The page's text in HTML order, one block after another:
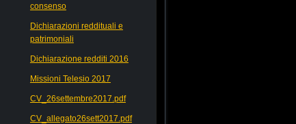
consenso
Dichiarazioni reddituali e
patrimoniali
Dichiarazione redditi 2016
Missioni Telesio 2017
CV_26settembre2017.pdf
CV_allegato26sett2017.pdf